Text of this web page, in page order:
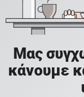
Μας
κάνουμε